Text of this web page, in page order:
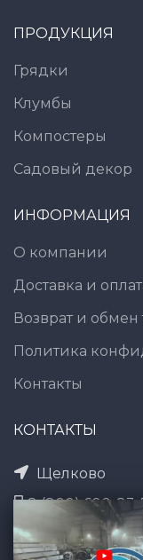
ПРОДУКЦИЯ
Грядки
Клумбы
Компостеры
Садовый декор
ИНФОРМАЦИЯ
О компании
Доставка и
Возврат и обмен
Политика
Контакты
КОНТАКТЫ
Щелково
8 (800) 600-83-
7@gt101.ru